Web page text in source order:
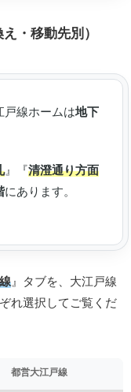
・移動先別）
戸線ホームは地下
』『清澄通り方面
にあります。
』タブを、大江戸線
れ選択してご覧くだ
都営大江戸線